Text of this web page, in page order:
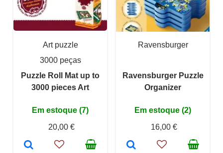
Art puzzle
3000 peças
Puzzle Roll Mat up to
3000 pieces Art
Em estoque (7)
20,00 €
Ravensburger
Ravensburger Puzzle
Organizer
Em estoque (2)
16,00 €